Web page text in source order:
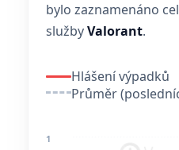
bylo zaznamenáno
službyValorant.
Hlášení výpadků
Průměr
1